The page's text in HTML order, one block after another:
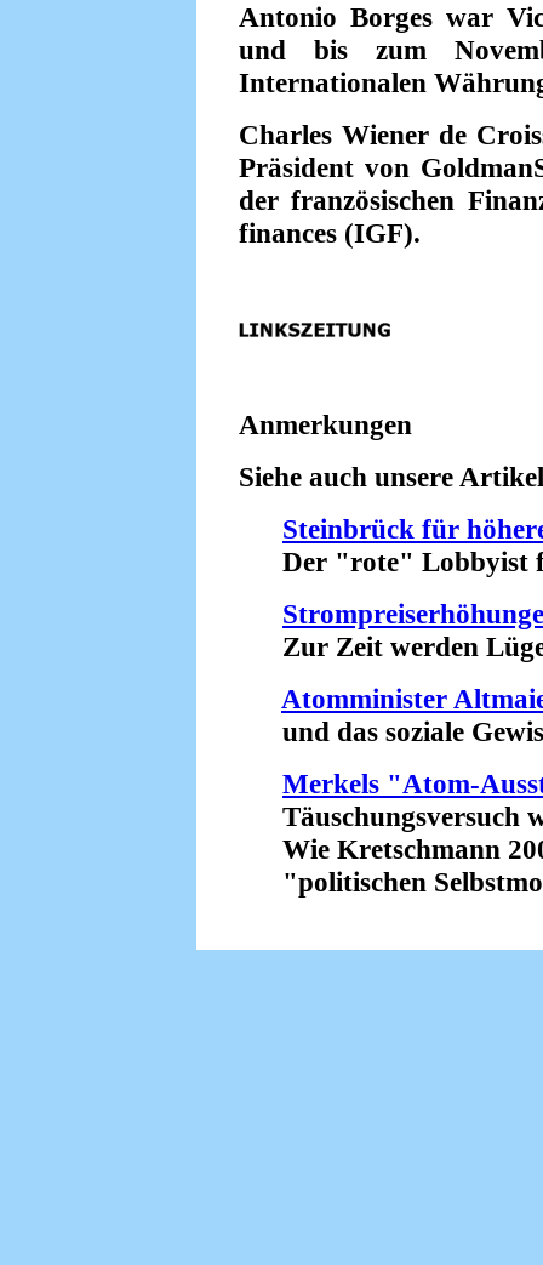
Antonio Borges war
und bis zum
Internationalen
Charles Wiener de
Präsident von
der französischen
finances (IGF).
Anmerkungen
Siehe auch unsere
Steinbrück für
Der "rote" Lobbyist
Zur Zeit werden
Atomminister
und das soziale
Merkels "Atom-
Täuschungsversuch
Wie Kretschmann
"politischen